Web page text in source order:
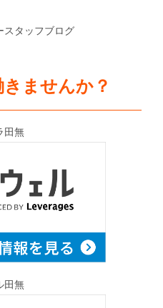
タッフブログ
ませんか？
田無
田無